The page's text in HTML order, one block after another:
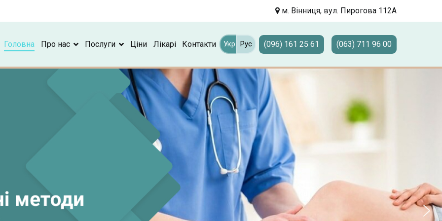
м. Вінниця, вул. Пирогова 112А
Головна Про нас Послуги Ціни Лікарі Контакти Укр Рус (096) 161 25 61 (063) 711 96 00